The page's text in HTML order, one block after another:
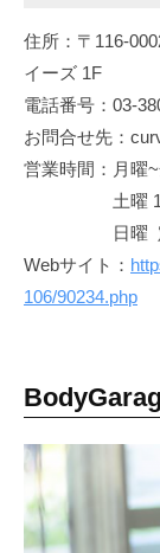
住所：〒116-
イーズ 1F
電話番号：03-
お問合せ先：
営業時間：月曜
土曜
日曜 定
Webサイト：
106/90234.php